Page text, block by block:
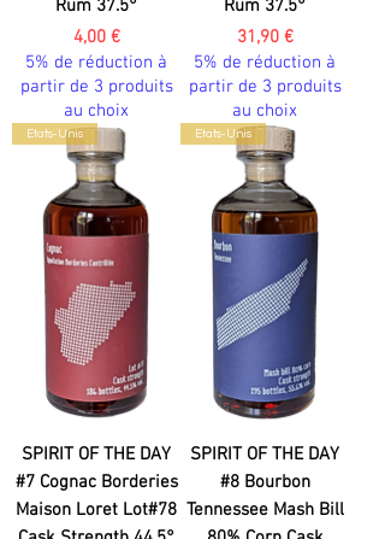
Rum 37.5°
Prix
4,00 €
5% de réduction à
partir de 3 produits
au choix
Rum 37.5°
Prix
31,90 €
5% de réduction à
partir de 3 produits
au choix
Etats-Unis
SPIRIT OF THE DAY
#7 Cognac Borderies
Maison Loret Lot#78
Etats-Unis
SPIRIT OF THE DAY
#8 Bourbon
Tennessee Mash Bill